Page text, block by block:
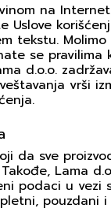
na
Uslove
tekstu.
se pravilima
d.o.o.
vrši
da sve
Lama
podaci u vezi
pouzdani i